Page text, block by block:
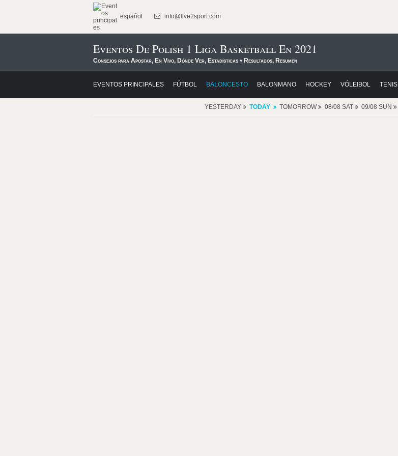
español info@live2sport.com
Eventos De Polish 1 Liga Basketball En 2021
Consejos para Apostar, En Vivo, Dónde Ver, Estadísticas y Resultados, Resumen
EVENTOS PRINCIPALES FÚTBOL BALONCESTO BALONMANO HOCKEY VÓLEIBOL TENIS
YESTERDAY TODAY TOMORROW 08/08 SAT 09/08 SUN